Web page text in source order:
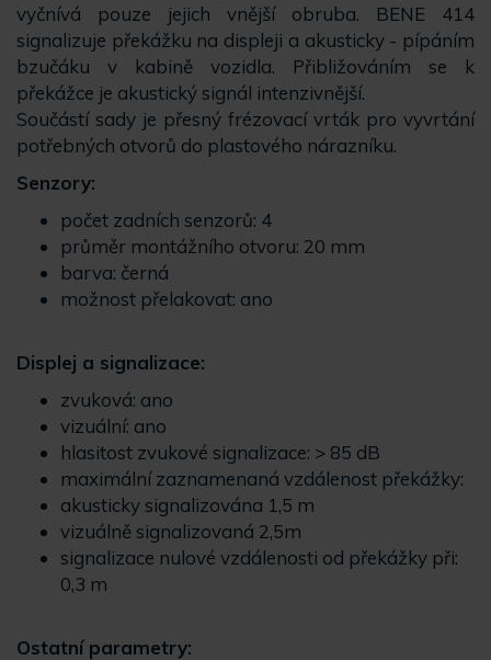
vyčnívá pouze jejich vnější obruba. BENE 414
signalizuje překážku na displeji a akusticky - pípáním
bzučáku v kabině vozidla. Přibližováním se k
překážce je akustický signál intenzivnější.
Součástí sady je přesný frézovací vrták pro vyvrtání
potřebných otvorů do plastového nárazníku.
Senzory:
počet zadních senzorů: 4
průměr montážního otvoru: 20 mm
barva: černá
možnost přelakovat: ano
Displej a signalizace:
zvuková: ano
vizuální: ano
hlasitost zvukové signalizace: > 85 dB
maximální zaznamenaná vzdálenost překážky:
akusticky signalizována 1,5 m
vizuálně signalizovaná 2,5m
signalizace nulové vzdálenosti od překážky při:
0,3 m
Ostatní parametry: